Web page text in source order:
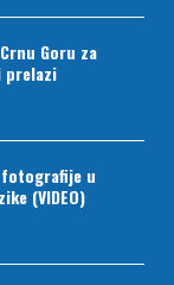
Goru za
prelazi
u
(VIDEO)